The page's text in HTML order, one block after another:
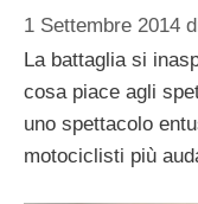
1 Settembre 2014
La battaglia si
cosa piace agli
uno spettacolo
motociclisti più